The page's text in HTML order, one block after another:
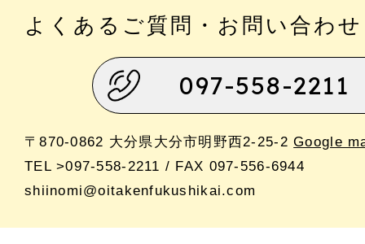
よくあるご質問・お問い合わせ
097-558-2211
〒870-0862 大分県大分市明野西2-25-2Google
TEL >097-558-2211 / FAX 097-556-6944
shiinomi@oitakenfukushikai.com